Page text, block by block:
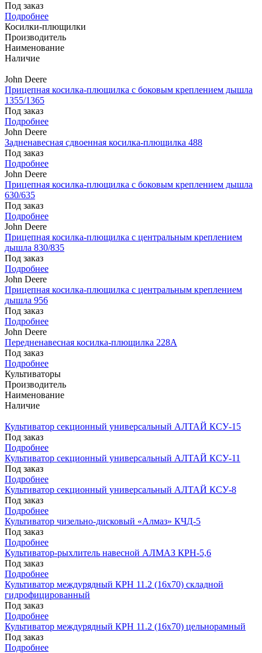
Под заказ
Подробнее
Косилки-плющилки
Производитель
Наименование
Наличие
John Deere
Прицепная косилка-плющилка с боковым креплением дышла
1355/1365
Под заказ
Подробнее
John Deere
Задненавесная сдвоенная косилка-плющилка 488
Под заказ
Подробнее
John Deere
Прицепная косилка-плющилка с боковым креплением дышла
630/635
Под заказ
Подробнее
John Deere
Прицепная косилка-плющилка с центральным креплением
дышла 830/835
Под заказ
Подробнее
John Deere
Прицепная косилка-плющилка с центральным креплением
дышла 956
Под заказ
Подробнее
John Deere
Передненавесная косилка-плющилка 228A
Под заказ
Подробнее
Культиваторы
Производитель
Наименование
Наличие
Культиватор секционный универсальный АЛТАЙ КСУ-15
Под заказ
Подробнее
Культиватор секционный универсальный АЛТАЙ КСУ-11
Под заказ
Подробнее
Культиватор секционный универсальный АЛТАЙ КСУ-8
Под заказ
Подробнее
Культиватор чизельно-дисковый «Алмаз» КЧД-5
Под заказ
Подробнее
Культиватор-рыхлитель навесной АЛМАЗ КРН-5,6
Под заказ
Подробнее
Культиватор междурядный КРН 11.2 (16х70) складной
гидрофицированный
Под заказ
Подробнее
Культиватор междурядный КРН 11.2 (16х70) цельнорамный
Под заказ
Подробнее